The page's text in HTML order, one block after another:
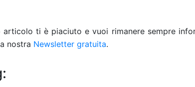
articolo ti è piaciuto e vuoi rimanere sempre
nostra Newsletter gratuita.